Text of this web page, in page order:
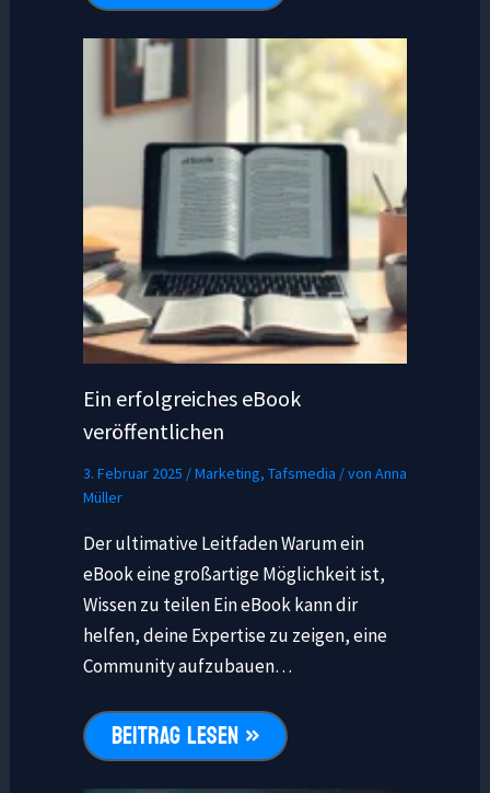
Ein erfolgreiches eBook
veröffentlichen
3. Februar 2025 /Marketing, Tafsmedia / von Anna
Müller
Der ultimative Leitfaden Warum ein
eBook eine großartige Möglichkeit ist,
Wissen zu teilen Ein eBook kann dir
helfen, deine Expertise zu zeigen, eine
Community aufzubauen…
BEITRAG LESEN »